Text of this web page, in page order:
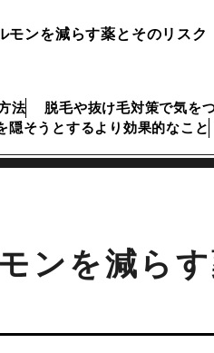
モンを減らす薬とそのリスク
法 脱毛や抜け毛対策で気を
隠そうとするより効果的なこと
ンを減ら